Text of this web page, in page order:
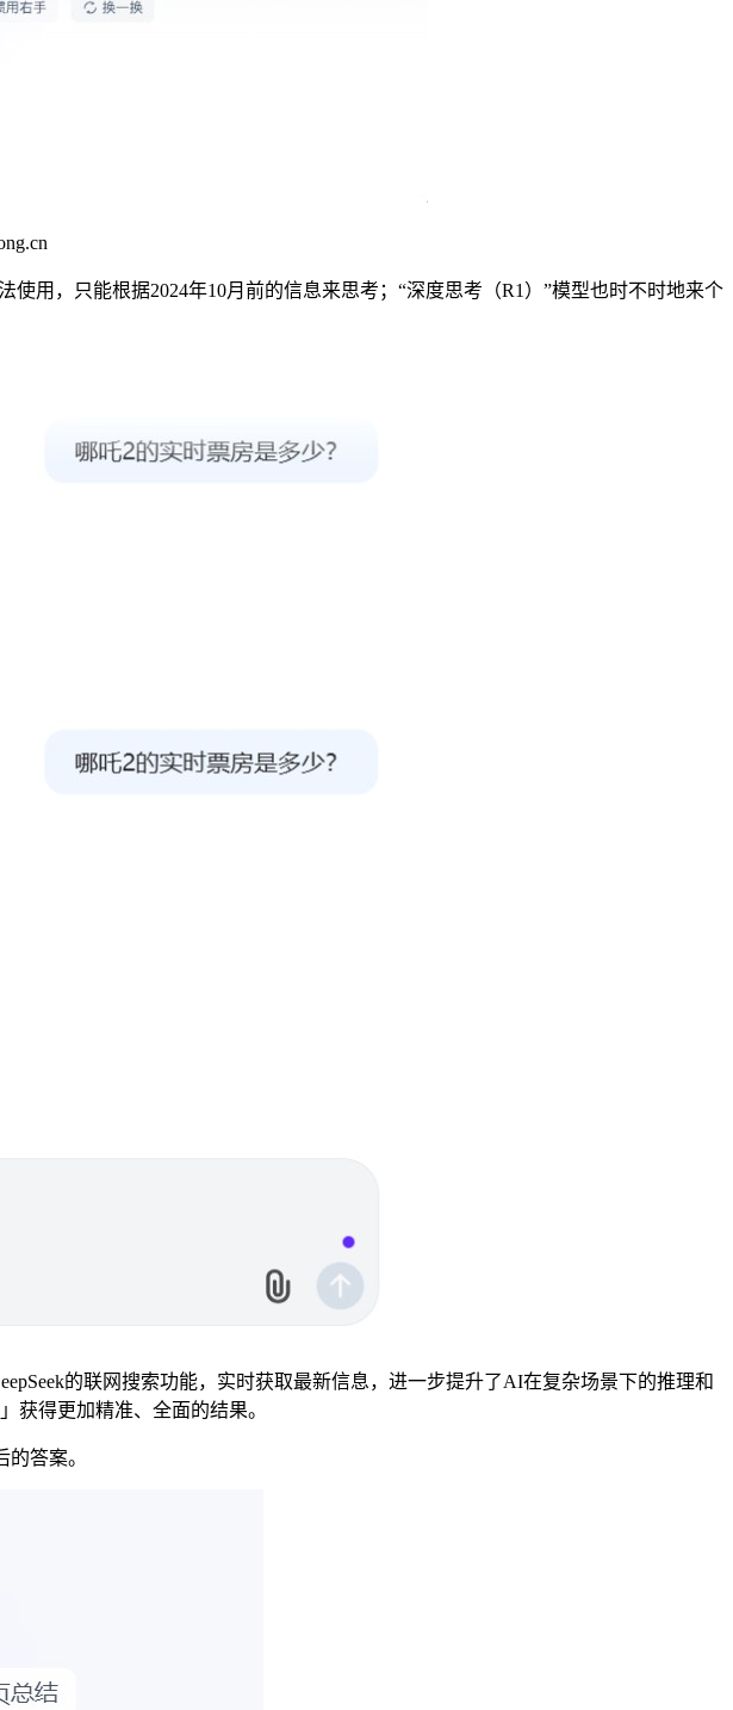
用，只能根据2024年10月前的信息来思考；“深度思考（R1）”模型也时不时地来个
的联网搜索功能，实时获取最新信息，进一步提升了AI在复杂场景下的推理和
获得更加精准、全面的结果。
答案。